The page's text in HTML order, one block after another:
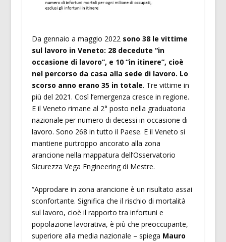
Da gennaio a maggio 2022 sono 38 le vittime
sul lavoro in Veneto: 28 decedute “in
occasione di lavoro”, e 10 “in itinere”, cioè
nel percorso da casa alla sede di lavoro. Lo
scorso anno erano 35 in totale. Tre vittime in
più del 2021. Così l’emergenza cresce in regione.
E il Veneto rimane al 2° posto nella graduatoria
nazionale per numero di decessi in occasione di
lavoro. Sono 268 in tutto il Paese. E il Veneto si
mantiene purtroppo ancorato alla zona
arancione nella mappatura dell’Osservatorio
Sicurezza Vega Engineering di Mestre.
“Approdare in zona arancione è un risultato assai
sconfortante. Significa che il rischio di mortalità
sul lavoro, cioè il rapporto tra infortuni e
popolazione lavorativa, è più che preoccupante,
superiore alla media nazionale – spiega Mauro